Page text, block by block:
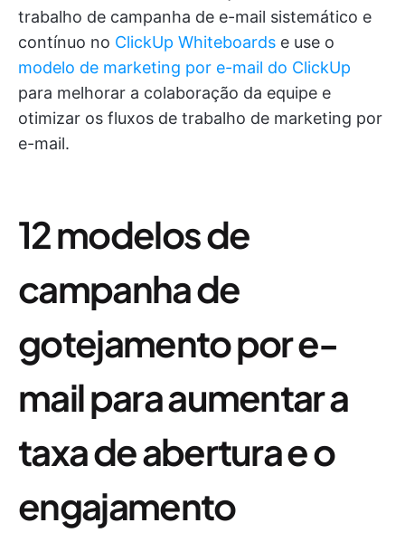
trabalho de campanha de e-mail sistemático e
contínuo no ClickUp Whiteboards e use o
modelo de marketing por e-mail do ClickUp
para melhorar a colaboração da equipe e
otimizar os fluxos de trabalho de marketing por
e-mail.
12 modelos de
campanha de
gotejamento por e-
mail para aumentar a
taxa de abertura e o
engajamento